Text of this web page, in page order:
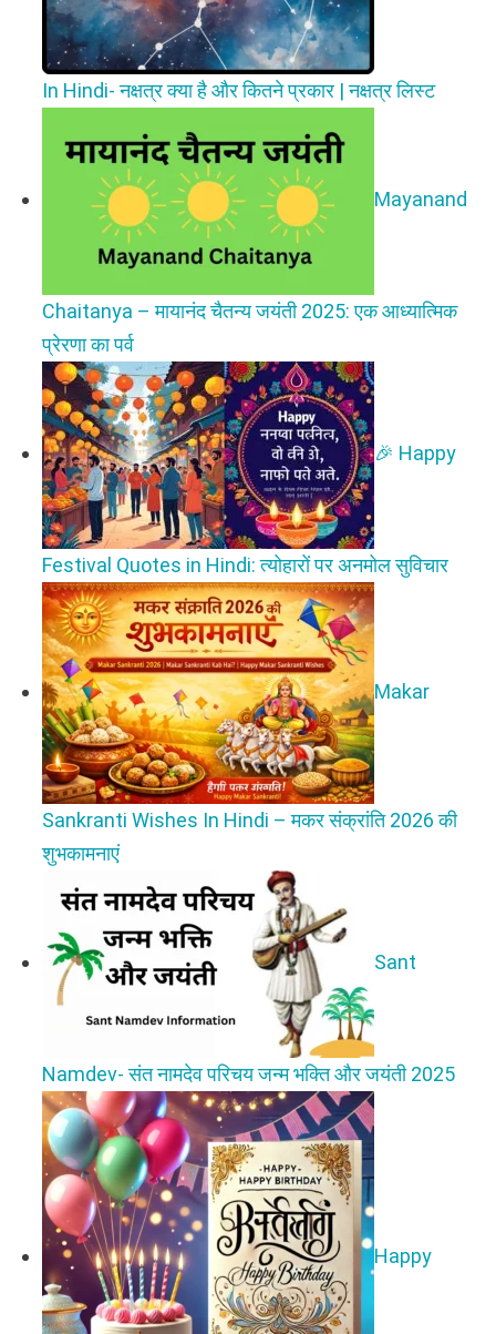
In Hindi- नक्षत्र क्या है और कितने प्रकार | नक्षत्र लिस्ट
Mayanand
Chaitanya – मायानंद चैतन्य जयंती 2025: एक आध्यात्मिक
प्रेरणा का पर्व
🎉 Happy
Festival Quotes in Hindi: त्योहारों पर अनमोल सुविचार
Makar
Sankranti Wishes In Hindi – मकर संक्रांति 2026 की
शुभकामनाएं
Sant
Namdev- संत नामदेव परिचय जन्म भक्ति और जयंती 2025
Happy